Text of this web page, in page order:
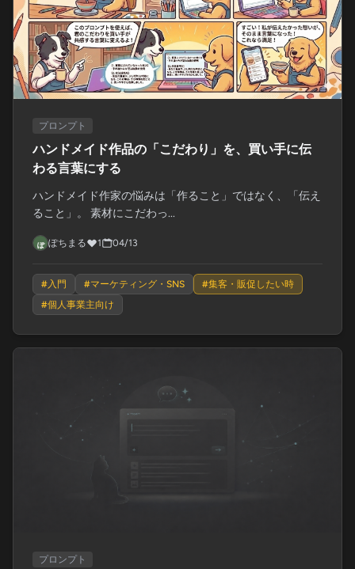
プロンプト
ハンドメイド作品の「こだわり」を、買い手に伝
わる言葉にする
ハンドメイド作家の悩みは「作ること」ではなく、「伝え
ること」。 素材にこだわっ...
ぽちまる 1 04/13
#入門 #マーケティング・SNS #集客・販促したい時
#個人事業主向け
プロンプト